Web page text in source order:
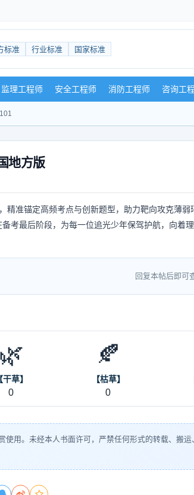
标准 行业标准 国家标准
监理工程师 安全工程师 消防工程师 咨询工
地方版
精准锚定高频考点与创新题型，助力靶向攻克薄弱
考最后阶段，为每一位追光少年保驾护航，向着
回复本帖后即可
🌿
干草】
0
🍂
【枯草】
0
用。未经本人书面许可，严禁任何形式的转载、搬运